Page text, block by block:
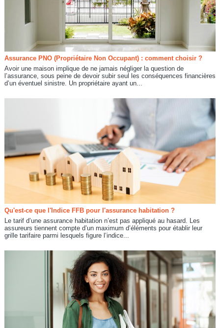
Assurance PNO (Propriétaire Non Occupant) : comment choisir ?
Avoir une maison implique de ne jamais négliger la question de
l’assurance, sous peine de devoir subir seul les conséquences financières
d’un éventuel sinistre. Un propriétaire ayant un...
Qu'est-ce que l'Indice FFB pour l'assurance habitation ?
Le tarif d’une assurance habitation n’est pas appliqué au hasard. Les
assureurs tiennent compte d’un maximum d’éléments pour établir leur
grille tarifaire parmi lesquels figure l’indice...